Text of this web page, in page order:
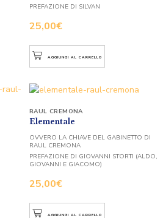
25,00€
PREFAZIONE DI SILVAN
AGGIUNGI AL CARRELLO
Elementale
25,00€
RAUL CREMONA
OVVERO LA CHIAVE DEL GABINETTO DI
RAUL CREMONA
PREFAZIONE DI GIOVANNI STORTI (ALDO,
GIOVANNI E GIACOMO)
AGGIUNGI AL CARRELLO